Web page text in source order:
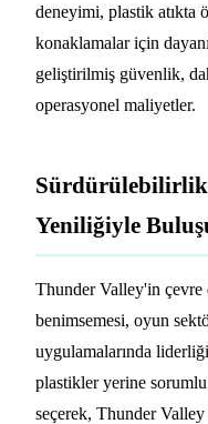
deneyimi, plastik atıkta
konaklamalar için
geliştirilmiş güvenlik,
operasyonel maliyetler.
Yeniliğiyle
Thunder Valley'in
benimsemesi, oyun
uygulamalarında
plastikler yerine
seçerek, Thunder